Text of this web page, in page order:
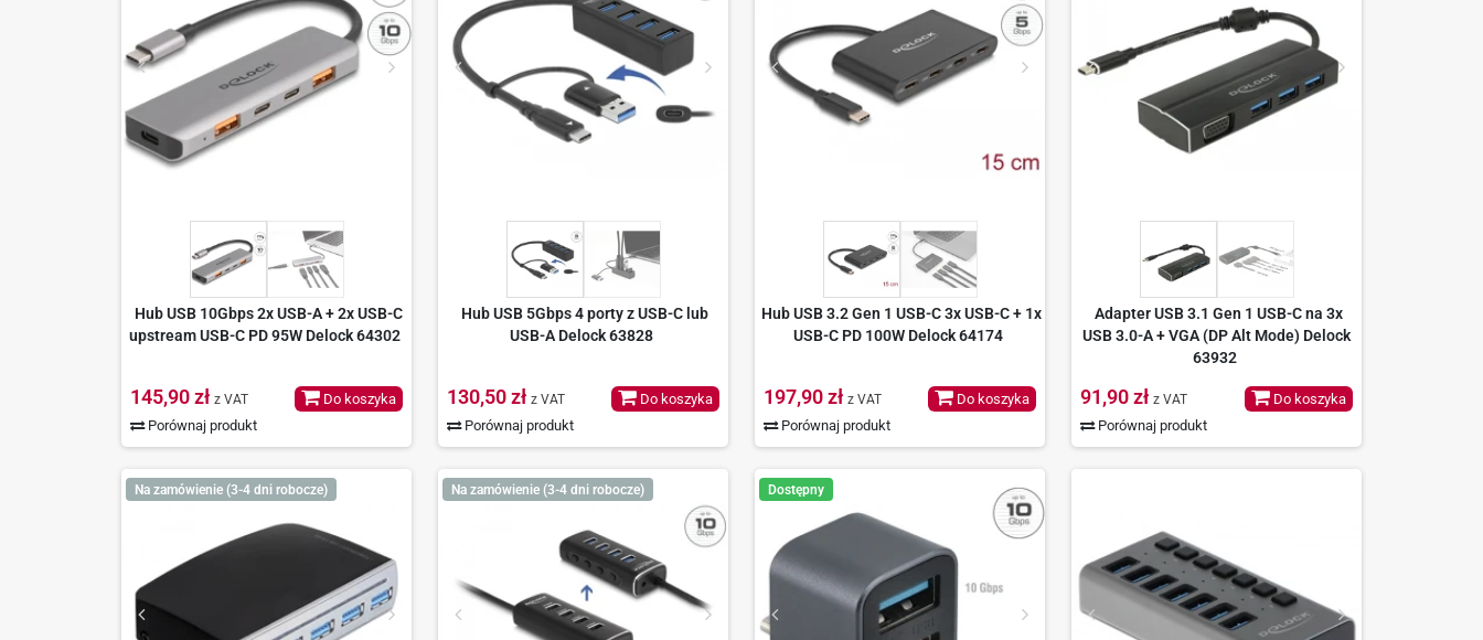
Hub USB 10Gbps 2x USB-A + 2x USB-C
upstream USB-C PD 95W Delock 64302
145,90 zł z VAT
Porównaj produkt
Do koszyka
Hub USB 5Gbps 4 porty z USB-C lub
USB-A Delock 63828
130,50 zł z VAT
Porównaj produkt
Do koszyka
Hub USB 3.2 Gen 1 USB-C 3x USB-C + 1x
USB-C PD 100W Delock 64174
197,90 zł z VAT
Porównaj produkt
Do koszyka
Adapter USB 3.1 Gen 1 USB-C na 3x
USB 3.0-A + VGA (DP Alt Mode) Delock
63932
91,90 zł z VAT
Porównaj produkt
Do koszyka
Na zamówienie (3-4 dni robocze) Na zamówienie (3-4 dni robocze) Dostępny